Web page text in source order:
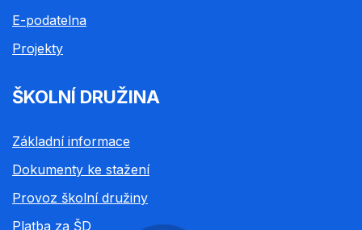
E-podatelna
Projekty
ŠKOLNÍ DRUŽINA
Základní informace
Dokumenty ke stažení
Provoz školní družiny
Platba za ŠD